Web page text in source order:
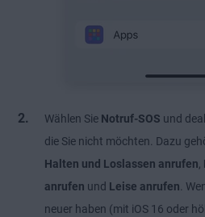
Wählen Sie Notruf-SOS und
die Sie nicht möchten. Dazu
Halten und Loslassen anrufen,
anrufen und Leise anrufen.
neuer haben (mit iOS 16 oder